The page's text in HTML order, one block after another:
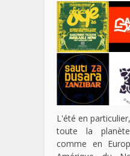
L'été en
toute la
comme en